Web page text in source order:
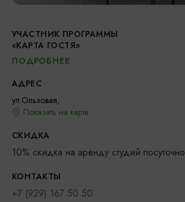
УЧАСТНИК ПРОГРАММЫ
«КАРТА ГОСТЯ»
ПОДРОБНЕЕ
АДРЕС
ул.Ольховая,
Показать на карте
СКИДКА
10% скидка на аренду студий посуточно
КОНТАКТЫ
+7 (929) 167 50 50